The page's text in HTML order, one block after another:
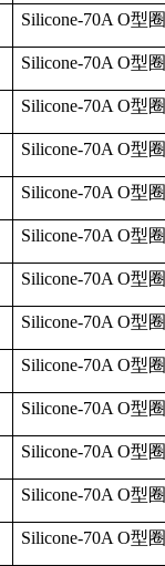
Silicone-70A O型圈
Silicone-70A O型圈
Silicone-70A O型圈
Silicone-70A O型圈
Silicone-70A O型圈
Silicone-70A O型圈
Silicone-70A O型圈
Silicone-70A O型圈
Silicone-70A O型圈
Silicone-70A O型圈
Silicone-70A O型圈
Silicone-70A O型圈
Silicone-70A O型圈